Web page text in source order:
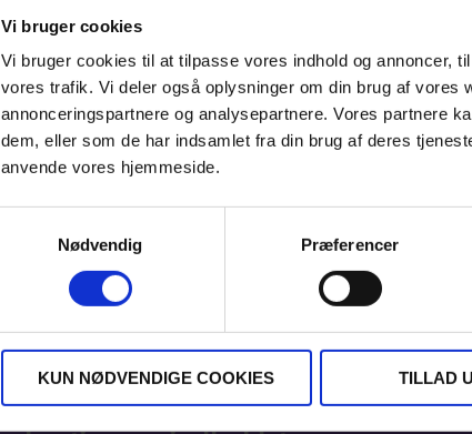
Vi bruger cookies
Vi bruger cookies til at tilpasse vores indhold og annoncer,
vores trafik. Vi deler også oplysninger om din brug af vores
annonceringspartnere og analysepartnere. Vores partnere
dem, eller som de har indsamlet fra din brug af deres
anvende vores hjemmeside.
Nødvendig
Præferencer
KUN NØDVENDIGE COOKIES TILLAD